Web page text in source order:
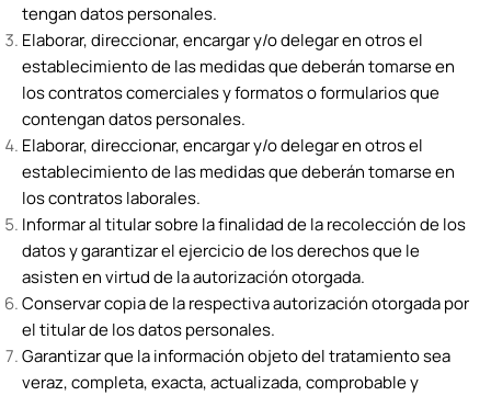
tengan datos personales.
Elaborar, direccionar, encargar y/o delegar en otros el
establecimiento de las medidas que deberán tomarse en
los contratos comerciales y formatos o formularios que
contengan datos personales.
Elaborar, direccionar, encargar y/o delegar en otros el
establecimiento de las medidas que deberán tomarse en
los contratos laborales.
Informar al titular sobre la finalidad de la recolección de los
datos y garantizar el ejercicio de los derechos que le
asisten en virtud de la autorización otorgada.
Conservar copia de la respectiva autorización otorgada por
el titular de los datos personales.
Garantizar que la información objeto del tratamiento sea
veraz, completa, exacta, actualizada, comprobable y